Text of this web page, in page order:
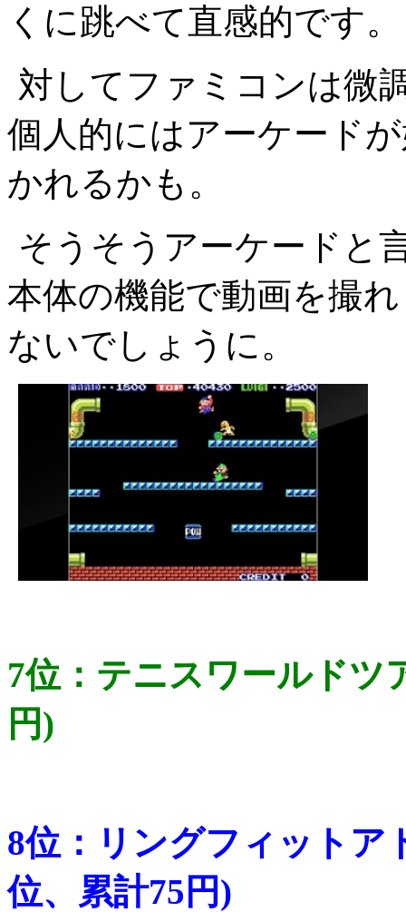
くに跳べて直感的です。
対してファミコンは微
個人的にはアーケード
かれるかも。
そうそうアーケードと
本体の機能で動画を撮
ないでしょうに。
7位：テニスワールド
円)
8位：リングフィット
位、累計75円)